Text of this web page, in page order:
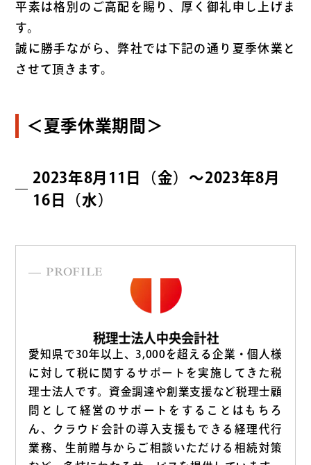
平素は格別のご高配を賜り、厚く御礼申し上げま
す。
誠に勝手ながら、弊社では下記の通り夏季休業と
させて頂きます。
＜夏季休業期間＞
2023年8月11日（金）～2023年8月
16日（水）
PROFILE
愛知県で30年以上、3,000を超える企業・個人様
に対して税に関するサポートを実施してきた税
理士法人です。資金調達や創業支援など税理士顧
問として経営のサポートをすることはもちろ
ん、クラウド会計の導入支援もできる経理代行
業務、生前贈与からご相談いただける相続対策